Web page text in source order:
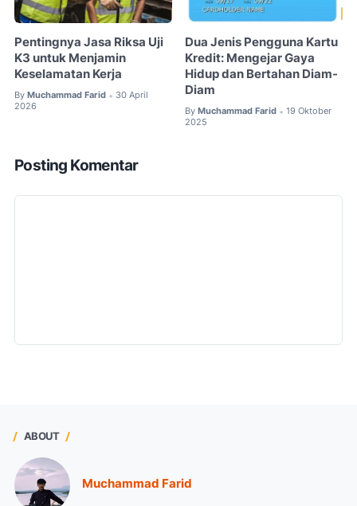
Pentingnya Jasa Riksa Uji
K3 untuk Menjamin
Keselamatan Kerja
By Muchammad Farid • 30 April
2026
Dua Jenis Pengguna Kartu
Kredit: Mengejar Gaya
Hidup dan Bertahan Diam-
Diam
By Muchammad Farid • 19 Oktober
2025
Posting Komentar
ABOUT
Muchammad Farid